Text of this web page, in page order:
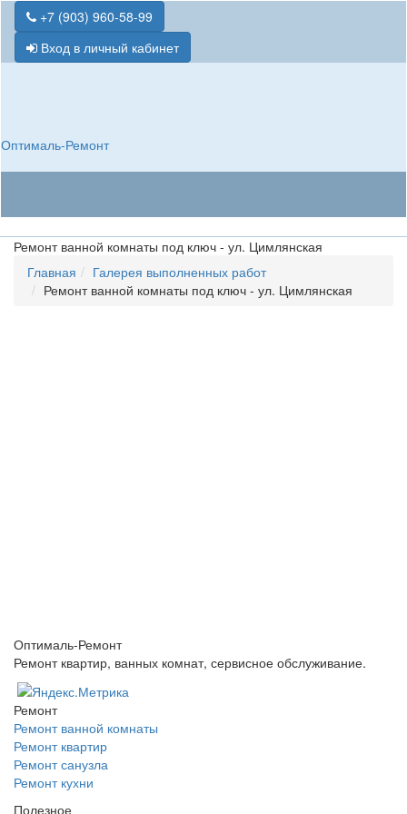
+7 (903) 960-58-99
Вход в личный кабинет
Оптималь-Ремонт
Ремонт ванной комнаты под ключ - ул. Цимлянская
Главная
Галерея выполненных работ
Ремонт ванной комнаты под ключ - ул. Цимлянская
Оптималь-Ремонт
Ремонт квартир, ванных комнат, сервисное обслуживание.
Ремонт
Ремонт ванной комнаты
Ремонт квартир
Ремонт санузла
Ремонт кухни
Полезное